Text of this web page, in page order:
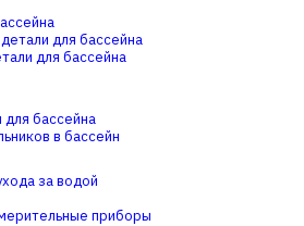
для бассейна
для бассейна
бассейна
в бассейн
за водой
приборы